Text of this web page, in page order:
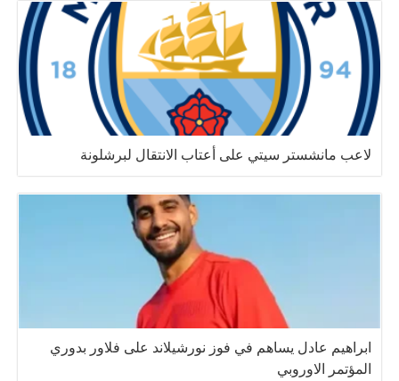
لاعب مانشستر سيتي على أعتاب الانتقال لبرشلونة
ابراهيم عادل يساهم في فوز نورشيلاند على فلاور بدوري
المؤتمر الاوروبي